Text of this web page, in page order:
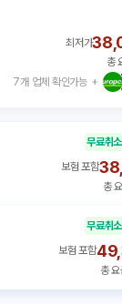
7개 업체 확인가능
최저가
총
무료취소
보험 포함
총
무료취소
보험 포함
총